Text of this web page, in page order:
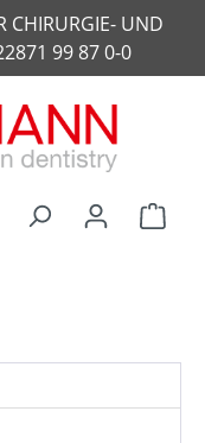
CHIRURGIE- UND
99 87 0-0